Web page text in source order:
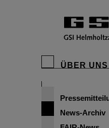
ÜBER UNS
News-Archiv